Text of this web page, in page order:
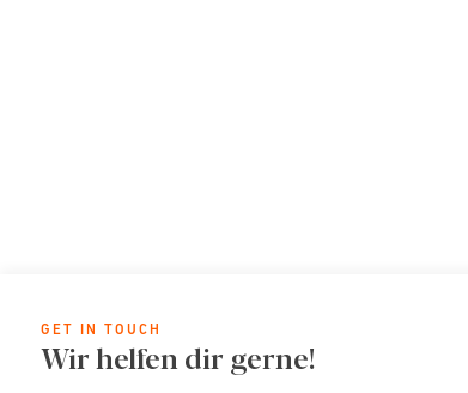
GET IN TOUCH
Wir helfen dir gerne!